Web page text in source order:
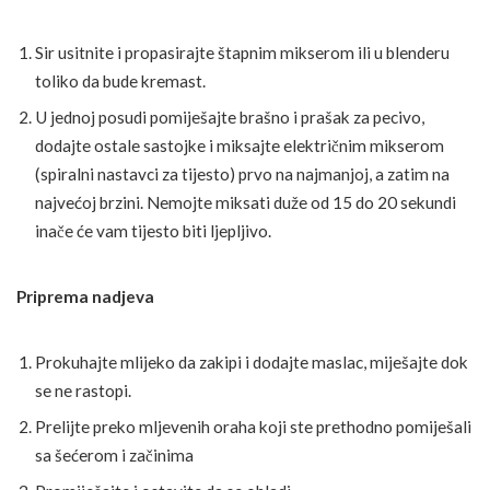
Sir usitnite i propasirajte štapnim mikserom ili u blenderu
toliko da bude kremast.
U jednoj posudi pomiješajte brašno i prašak za pecivo,
dodajte ostale sastojke i miksajte električnim mikserom
(spiralni nastavci za tijesto) prvo na najmanjoj, a zatim na
najvećoj brzini. Nemojte miksati duže od 15 do 20 sekundi
inače će vam tijesto biti ljepljivo.
Priprema nadjeva
Prokuhajte mlijeko da zakipi i dodajte maslac, miješajte dok
se ne rastopi.
Prelijte preko mljevenih oraha koji ste prethodno pomiješali
sa šećerom i začinima